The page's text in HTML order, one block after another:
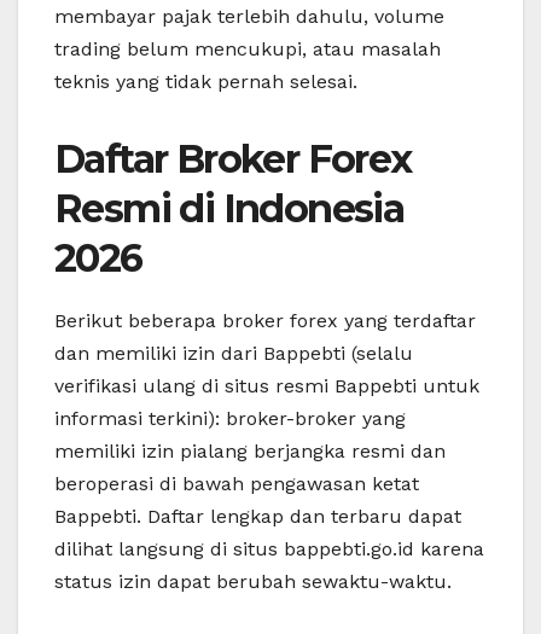
membayar pajak terlebih dahulu, volume
trading belum mencukupi, atau masalah
teknis yang tidak pernah selesai.
Daftar Broker Forex
Resmi di Indonesia
2026
Berikut beberapa broker forex yang terdaftar
dan memiliki izin dari Bappebti (selalu
verifikasi ulang di situs resmi Bappebti untuk
informasi terkini): broker-broker yang
memiliki izin pialang berjangka resmi dan
beroperasi di bawah pengawasan ketat
Bappebti. Daftar lengkap dan terbaru dapat
dilihat langsung di situs bappebti.go.id karena
status izin dapat berubah sewaktu-waktu.